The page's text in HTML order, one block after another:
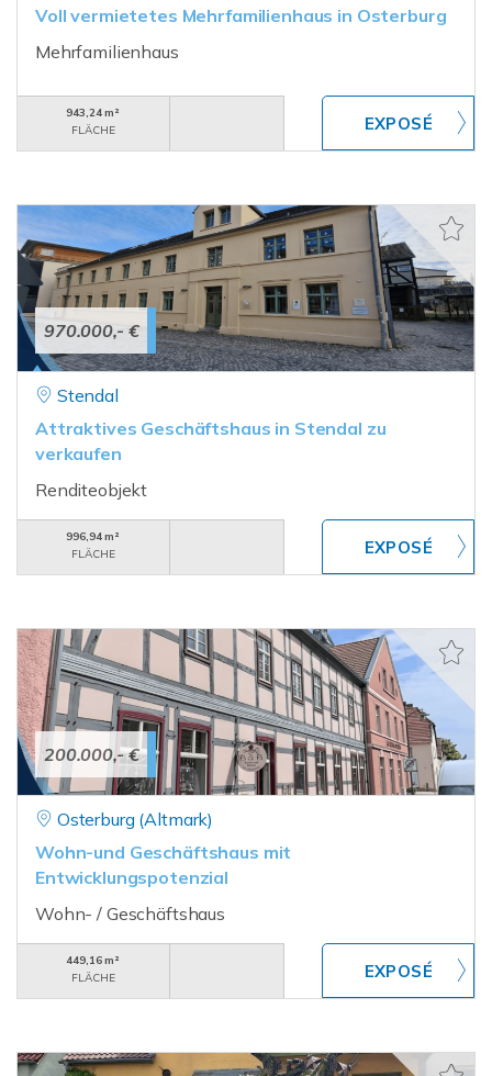
Voll vermietetes Mehrfamilienhaus in Osterburg
Mehrfamilienhaus
943,24 m²
FLÄCHE
970.000,- €
Stendal
Attraktives Geschäftshaus in Stendal zu
verkaufen
Renditeobjekt
996,94 m²
FLÄCHE
200.000,- €
Osterburg (Altmark)
Wohn-und Geschäftshaus mit
Entwicklungspotenzial
Wohn- / Geschäftshaus
449,16 m²
FLÄCHE